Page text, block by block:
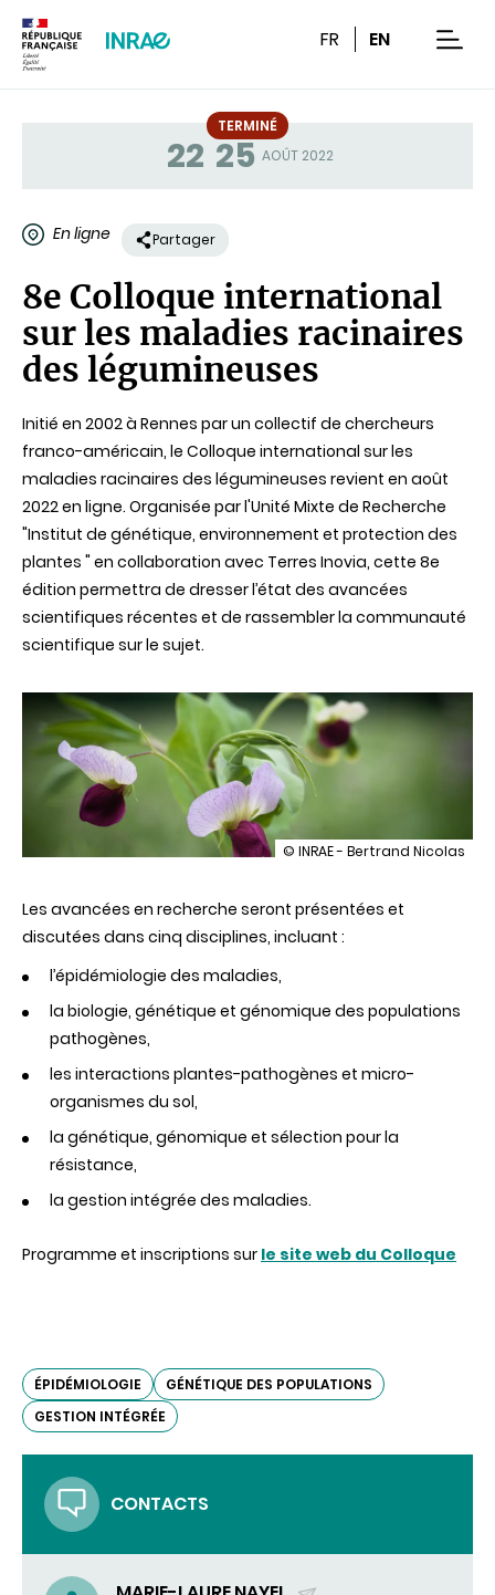
FR EN
22 25 AOÛT 2022
Statut
TERMINÉ
En ligne Partager
8e Colloque international
sur les maladies racinaires
des légumineuses
Initié en 2002 à Rennes par un collectif de chercheurs
franco-américain, le Colloque international sur les
maladies racinaires des légumineuses revient en août
2022 en ligne. Organisée par l'Unité Mixte de Recherche
"Institut de génétique, environnement et protection des
plantes " en collaboration avec Terres Inovia, cette 8e
édition permettra de dresser l’état des avancées
scientifiques récentes et de rassembler la communauté
scientifique sur le sujet.
illustration
international
sur
les
des
légumineuses
© INRAE - Bertrand Nicolas
Les avancées en recherche seront présentées et
discutées dans cinq disciplines, incluant :
l’épidémiologie des maladies,
la biologie, génétique et génomique des populations
pathogènes,
les interactions plantes-pathogènes et micro-
organismes du sol,
la génétique, génomique et sélection pour la
résistance,
la gestion intégrée des maladies.
Programme et inscriptions sur le site web du Colloque
ÉPIDÉMIOLOGIE
GÉNÉTIQUE DES POPULATIONS
GESTION INTÉGRÉE
CONTACTS